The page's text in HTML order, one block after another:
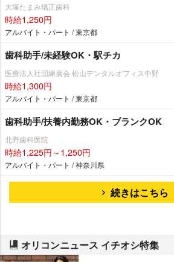
大塚たまみ矯正歯科
時給1,250円
アルバイト・パート / 東京都
歯科助手/未経験OK・駅チカ
医療法人社団練廣会 松山デンタルオフィス中野
時給1,300円
アルバイト・パート / 東京都
歯科助手/扶養内勤務OK・ブランクOK
北野歯科医院
時給1,225円～1,250円
アルバイト・パート / 神奈川県
続きはこちら
オリコンニュース イチオシ特集